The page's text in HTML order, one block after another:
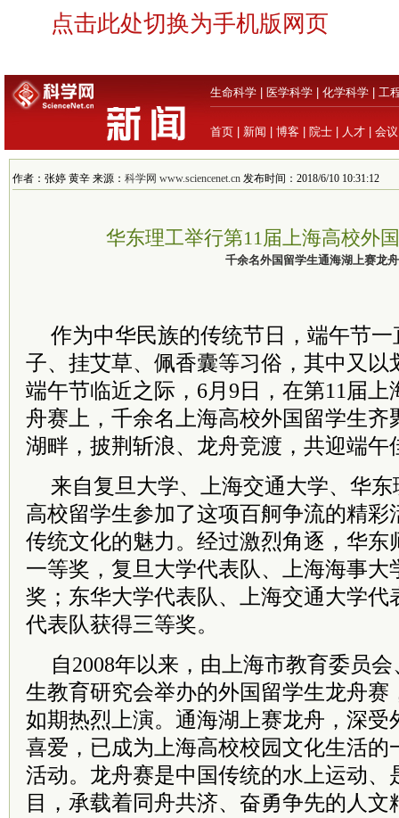
点击此处切换为手机版网页
生命科学 医学科学 化学科学 工
首页 新闻 博客 院士 人才 会议
作者：张婷 黄辛 来源： 科学网 www.sciencenet.cn 发布时间：2018/6/10 10:31:12
华东理工举行第11届上海高校外
千余名外国留学生通海湖上赛龙舟
作为中华民族的传统节日，端午节
子、挂艾草、佩香囊等习俗，其中又以
端午节临近之际，6月9日，在第11届
舟赛上，千余名上海高校外国留学生齐
湖畔，披荆斩浪、龙舟竞渡，共迎端午
来自复旦大学、上海交通大学、华
高校留学生参加了这项百舸争流的精彩
传统文化的魅力。经过激烈角逐，华东
一等奖，复旦大学代表队、上海海事大
奖；东华大学代表队、上海交通大学代
代表队获得三等奖。
自2008年以来，由上海市教育委员
生教育研究会举办的外国留学生龙舟赛
如期热烈上演。通海湖上赛龙舟，深受
喜爱，已成为上海高校校园文化生活的
活动。龙舟赛是中国传统的水上运动、
目，承载着同舟共济、奋勇争先的人